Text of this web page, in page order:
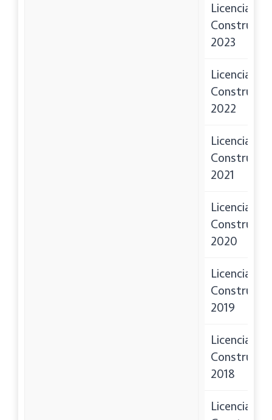
Licencias de
2023
Licencias de
2022
Licencias de
2021
Licencias de
2020
Licencias de
2019
Licencias de
2018
Licencias de